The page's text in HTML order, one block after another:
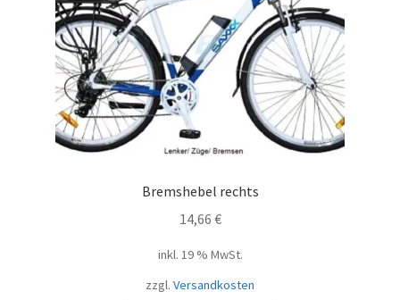
Bremshebel rechts
14,66 €
inkl. 19 % MwSt.
zzgl. Versandkosten